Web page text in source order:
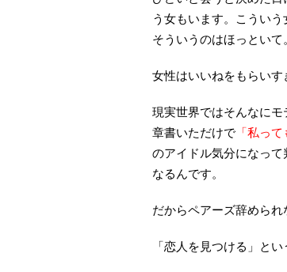
う女もいます。こうい
そういうのはほっといて
女性はいいねをもらいす
現実世界ではそんなに
章書いただけで 「私っ
のアイドル気分になっ
なるんです。
だからペアーズ辞められ
「恋人を見つける」と